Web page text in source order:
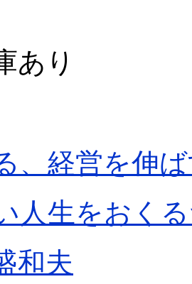
あり
、経営を伸
人生をおく
和夫